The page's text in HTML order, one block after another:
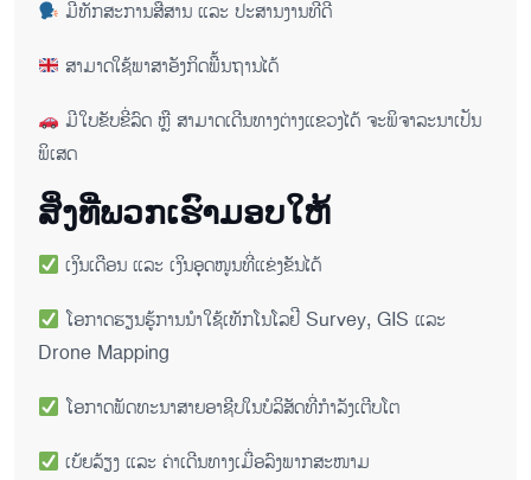
ມີທັກສະການສື່ສານ ແລະ ປະສານງານທີ່ດີ
ສາມາດໃຊ້ພາສາອັງກິດພື້ນຖານໄດ້
ມີໃບຂັບຂີ່ລົດ ຫຼື ສາມາດເດີນທາງຕ່າງແຂວງໄດ້ ຈະພິຈາລະນາເປັນ
ພິເສດ
ສິ່ງທີ່ພວກເຮົາມອບໃຫ້
ເງິນເດືອນ ແລະ ເງິນອຸດໜູນທີ່ແຂ່ງຂັນໄດ້
ໂອກາດຮຽນຮູ້ການນຳໃຊ້ເທັກໂນໂລຢີ Survey, GIS ແລະ
Drone Mapping
ໂອກາດພັດທະນາສາຍອາຊີບໃນບໍລິສັດທີ່ກຳລັງເຕີບໂຕ
ເບ້ຍລ້ຽງ ແລະ ຄ່າເດີນທາງເມື່ອລົງພາກສະໜາມ